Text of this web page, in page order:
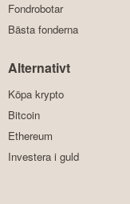
Fondrobotar
Bästa fonderna
Alternativt
Köpa krypto
Bitcoin
Ethereum
Investera i guld